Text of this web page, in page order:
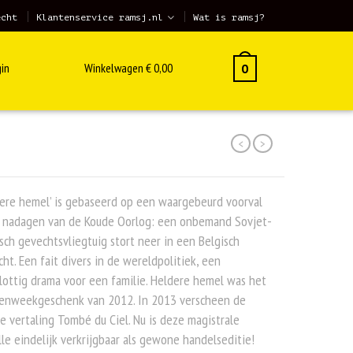
Klantenservice ramsj.nl Wat is ramsj?
Winkelwagen €0,00 0
< >
hemel’ is gebaseerd op een waargebeurd voorval
van de Koude Oorlog: een onbemand Sovjet-
gevechtsvliegtuig stort neer in een Belgisch
Een fait divers in de wereldpolitiek, een
drama voor een familie. Heldere hemel was het
van 2012. In 2013 verscheen de
vertaling Tombé du Ciel. Nu is deze magistrale
eindelijk verkrijgbaar als gewone handelseditie!